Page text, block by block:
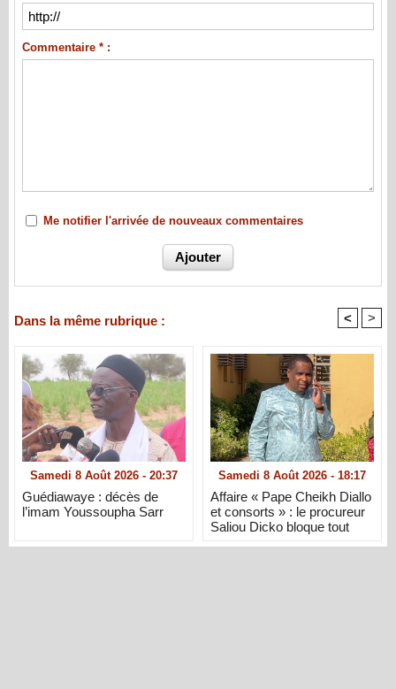
Commentaire * :
Me notifier l'arrivée de nouveaux commentaires
Dans la même rubrique : < >
Samedi 8 Août 2026 - 20:37
Guédiawaye : décès de
l’imam Youssoupha Sarr
Samedi 8 Août 2026 - 18:17
Affaire « Pape Cheikh Diallo
et consorts » : le procureur
Saliou Dicko bloque tout